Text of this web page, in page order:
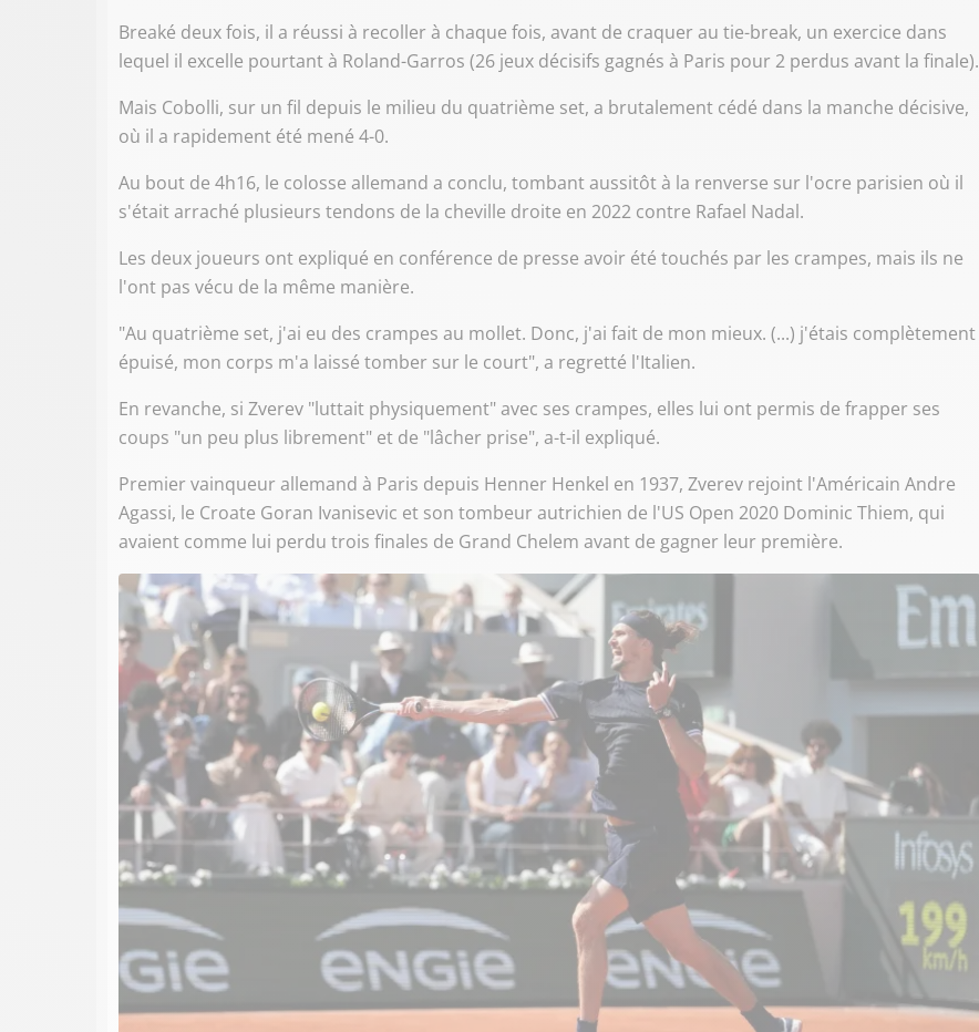
Breaké deux fois, il a réussi à recoller à chaque fois, avant de craquer au tie-break, un exercice dans
lequel il excelle pourtant à Roland-Garros (26 jeux décisifs gagnés à Paris pour 2 perdus avant la finale).
Mais Cobolli, sur un fil depuis le milieu du quatrième set, a brutalement cédé dans la manche décisive,
où il a rapidement été mené 4-0.
Au bout de 4h16, le colosse allemand a conclu, tombant aussitôt à la renverse sur l'ocre parisien où il
s'était arraché plusieurs tendons de la cheville droite en 2022 contre Rafael Nadal.
Les deux joueurs ont expliqué en conférence de presse avoir été touchés par les crampes, mais ils ne
l'ont pas vécu de la même manière.
"Au quatrième set, j'ai eu des crampes au mollet. Donc, j'ai fait de mon mieux. (...) j'étais complètement
épuisé, mon corps m'a laissé tomber sur le court", a regretté l'Italien.
En revanche, si Zverev "luttait physiquement" avec ses crampes, elles lui ont permis de frapper ses
coups "un peu plus librement" et de "lâcher prise", a-t-il expliqué.
Premier vainqueur allemand à Paris depuis Henner Henkel en 1937, Zverev rejoint l'Américain Andre
Agassi, le Croate Goran Ivanisevic et son tombeur autrichien de l'US Open 2020 Dominic Thiem, qui
avaient comme lui perdu trois finales de Grand Chelem avant de gagner leur première.